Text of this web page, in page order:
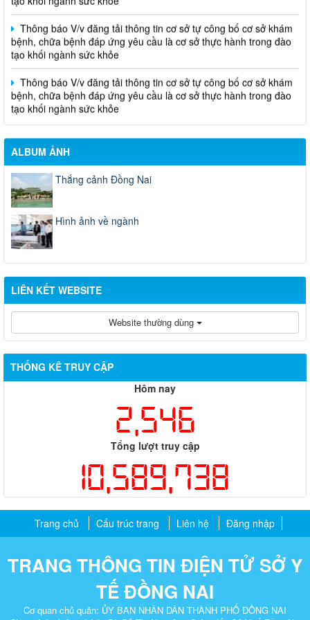
Thông báo V/v đăng tải thông tin cơ sở tự công bố cơ sở khám
bệnh, chữa bệnh đáp ứng yêu cầu là cơ sở thực hành trong đào
tạo khối ngành sức khỏe
Thông báo V/v đăng tải thông tin cơ sở tự công bố cơ sở khám
bệnh, chữa bệnh đáp ứng yêu cầu là cơ sở thực hành trong đào
tạo khối ngành sức khỏe
ALBUM ẢNH
Thắng cảnh Đồng Nai
Hình ảnh về ngành
LIÊN KẾT WEBSITE
Website thường dùng
THỐNG KÊ TRUY CẬP
Hôm nay
2,546
Tổng lượt truy cập
10,589,738
Trang chủ Cấu trúc trang Liên hệ Đăng nhập
TRANG THÔNG TIN ĐIỆN TỬ SỞ Y
TẾ ĐỒNG NAI
Cơ quan chủ quản: ỦY BAN NHÂN DÂN THÀNH PHỐ ĐỒNG NAI